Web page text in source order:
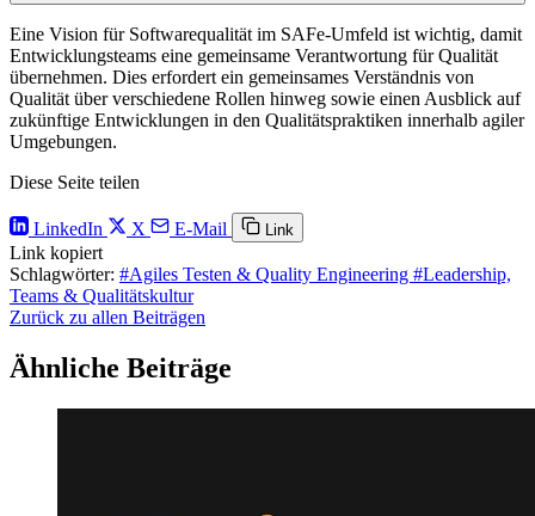
Eine Vision für Softwarequalität im SAFe-Umfeld ist wichtig, damit
Entwicklungsteams eine gemeinsame Verantwortung für Qualität
übernehmen. Dies erfordert ein gemeinsames Verständnis von
Qualität über verschiedene Rollen hinweg sowie einen Ausblick auf
zukünftige Entwicklungen in den Qualitätspraktiken innerhalb agiler
Umgebungen.
Diese Seite teilen
LinkedIn X E-Mail Link
Link kopiert
Schlagwörter: #Agiles Testen & Quality Engineering #Leadership,
Teams & Qualitätskultur
Zurück zu allen Beiträgen
Ähnliche Beiträge